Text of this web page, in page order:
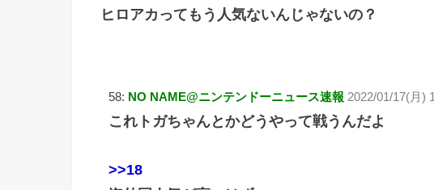
ヒロアカってもう人気ないんじゃないの？
58: NO NAME@ニンテンドーニュース速報 2022/01/17(月)
これトガちゃんとかどうやって戦うんだよ
>>18